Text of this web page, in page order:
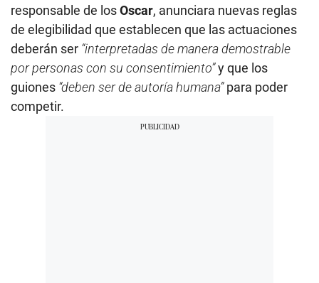
responsable de losOscar, anunciara nuevas reglas
de elegibilidad que establecen que las actuaciones
deberán ser “interpretadas de manera demostrable
por personas con su consentimiento”y que los
guiones “deben ser de autoría humana”para poder
competir.